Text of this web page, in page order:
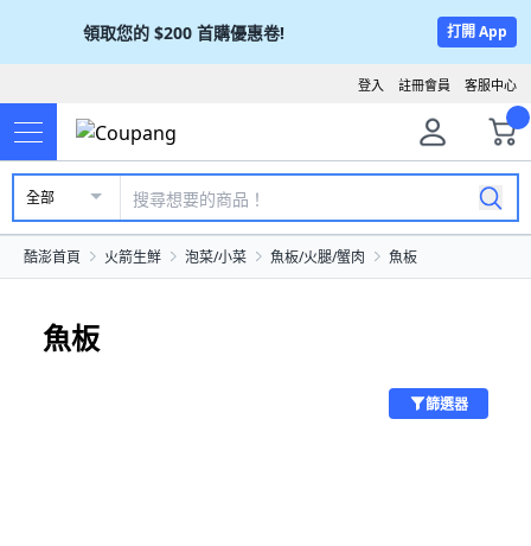
領取您的 $200 首購優惠卷! 打開 App
客服中心
註冊會員
登入
全部
酷澎首頁 火箭生鮮 泡菜/小菜 魚板/火腿/蟹肉 魚板
魚板
篩選器